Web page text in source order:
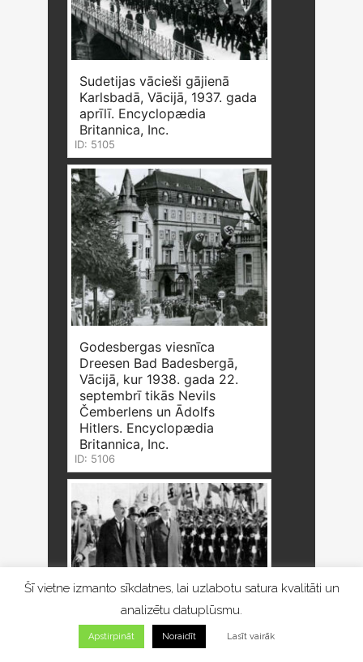
Sudetijas vācieši gājienā
Karlsbadā, Vācijā, 1937. gada
aprīlī. Encyclopædia
Britannica, Inc.
ID: 5105
Godesbergas viesnīca
Dreesen Bad Badesbergā,
Vācijā, kur 1938. gada 22.
septembrī tikās Nevils
Čemberlens un Ādolfs
Hitlers. Encyclopædia
Britannica, Inc.
ID: 5106
Šī vietne izmanto sīkdatnes, lai uzlabotu satura kvalitāti un
analizētu datuplūsmu.
Apstirpināt Noraidīt Lasīt vairāk